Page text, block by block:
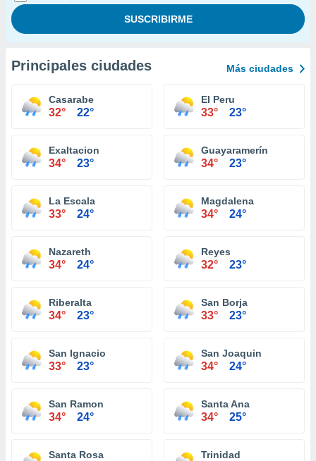
Principales ciudades Más ciudades
Casarabe
32° 22°
El Peru
33° 23°
Exaltacion
34° 23°
Guayaramerín
34° 23°
La Escala
33° 24°
Magdalena
34° 24°
Nazareth
34° 24°
Reyes
32° 23°
Riberalta
34° 23°
San Borja
33° 23°
San Ignacio
33° 23°
San Joaquin
34° 24°
San Ramon
34° 24°
Santa Ana
34° 25°
Santa Rosa Trinidad